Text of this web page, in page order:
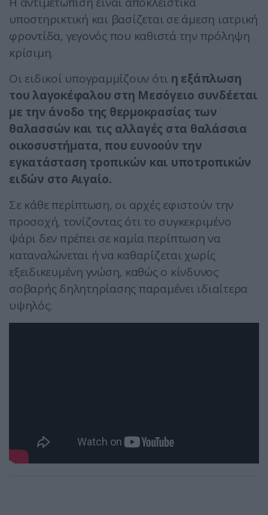
υποστηρικτική και βασίζεται σε άμεση ιατρική
φροντίδα, γεγονός που καθιστά την πρόληψη
κρίσιμη.
Οι ειδικοί υπογραμμίζουν ότι η εξάπλωση
του λαγοκέφαλου στη Μεσόγειο συνδέεται
με την άνοδο της θερμοκρασίας των
θαλασσών και τις αλλαγές στα θαλάσσια
οικοσυστήματα, που ευνοούν την
εγκατάσταση τροπικών και υποτροπικών
ειδών στο Αιγαίο.
Σε κάθε περίπτωση, οι αρχές εφιστούν την
προσοχή, τονίζοντας ότι το συγκεκριμένο
ψάρι δεν πρέπει σε καμία περίπτωση να
καταναλώνεται ή να καθαρίζεται χωρίς
εξειδικευμένη γνώση, καθώς ο κίνδυνος
σοβαρής δηλητηρίασης παραμένει ιδιαίτερα
υψηλός.